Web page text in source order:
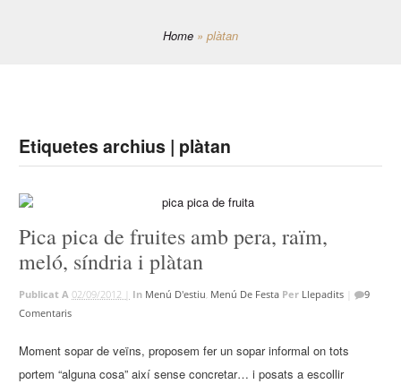
Home » plàtan
Etiquetes archius | plàtan
Pica pica de fruites amb pera, raïm,
meló, síndria i plàtan
Publicat A02/09/2012 | In Menú D'estiu Menú De Festa Per Llepadits
9
Comentaris
Moment sopar de veïns, proposem fer un sopar informal on tots
portem “alguna cosa” així sense concretar… i posats a escollir